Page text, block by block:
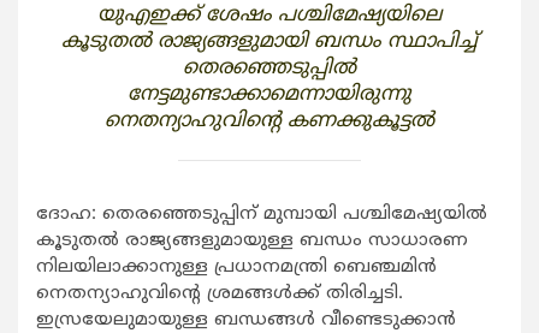
യുഎഇക്ക് ശേഷം പശ്ചിമേഷ്യയിലെ
കൂടുതല്‍ രാജ്യങ്ങളുമായി ബന്ധം സ്ഥാപിച്ച്
തെരഞ്ഞെടുപ്പില്‍
നേട്ടമുണ്ടാക്കാമെന്നായിരുന്നു
നെതന്യാഹുവിന്റെ കണക്കുകൂട്ടല്‍
ദോഹ: തെരഞ്ഞെടുപ്പിന് മുമ്പായി പശ്ചിമേഷ്യയില്‍
കൂടുതല്‍ രാജ്യങ്ങളുമായുള്ള ബന്ധം സാധാരണ
നിലയിലാക്കാനുള്ള പ്രധാനമന്ത്രി ബെഞ്ചമിന്‍
നെതന്യാഹുവിന്റെ ശ്രമങ്ങള്‍ക്ക് തിരിച്ചടി.
ഇസ്രയേലുമായുള്ള ബന്ധങ്ങള്‍ വീണ്ടെടുക്കാന്‍